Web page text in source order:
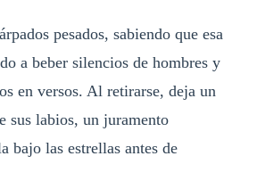
pesados, sabiendo que esa
a beber silencios de hombres y
en versos. Al retirarse, deja un
sus labios, un juramento
bajo las estrellas antes de